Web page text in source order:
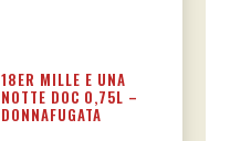
18ER MILLE E UNA
NOTTE DOC 0,75L –
DONNAFUGATA